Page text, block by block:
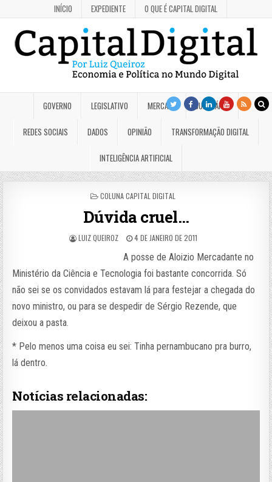
INÍCIO EXPEDIENTE O QUE É CAPITAL DIGITAL
GOVERNO LEGISLATIVO MERCADO JUDICIÁRIO
REDES SOCIAIS DADOS OPINIÃO TRANSFORMAÇÃO DIGITAL
INTELIGÊNCIA ARTIFICIAL
POSTED
COLUNA CAPITAL DIGITAL
Dúvida cruel…
LUIZ QUEIROZ 4 DE JANEIRO DE 2011
A posse de Aloizio Mercadante no
Ministério da Ciência e Tecnologia foi bastante concorrida. Só
não sei se os convidados estavam lá para festejar a chegada do
novo ministro, ou para se despedir de Sérgio Rezende, que
deixou a pasta.
* Pelo menos uma coisa eu sei: Tinha pernambucano pra burro,
lá dentro.
Notícias relacionadas: